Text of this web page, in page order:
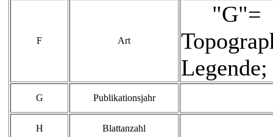
F Art
"G"=
G Publikationsjahr
H Blattanzahl